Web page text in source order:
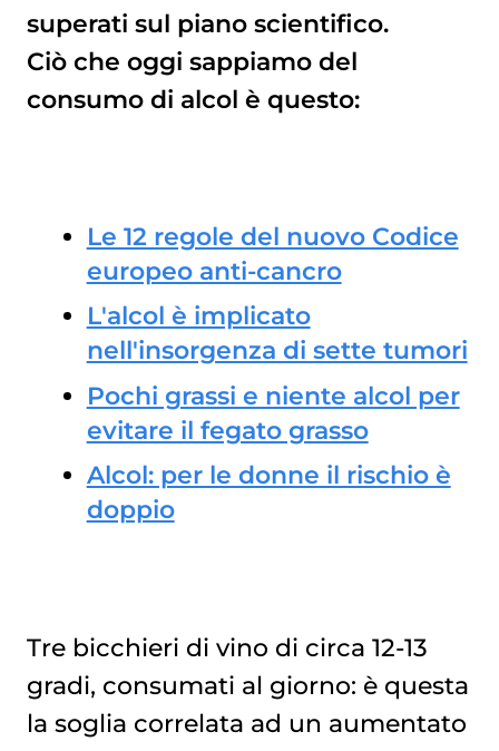
superati sul piano scientifico.
Ciò che oggi sappiamo del
consumo di alcol è questo:
Le 12 regole del nuovo Codice
europeo anti-cancro
L'alcol è implicato
nell'insorgenza di sette tumori
Pochi grassi e niente alcol per
evitare il fegato grasso
Alcol: per le donne il rischio è
doppio
Tre bicchieri di vino di circa 12-13
gradi, consumati al giorno: è questa
la soglia correlata ad un aumentato